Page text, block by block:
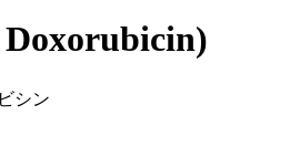
シン